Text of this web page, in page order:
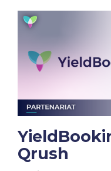
Qrush